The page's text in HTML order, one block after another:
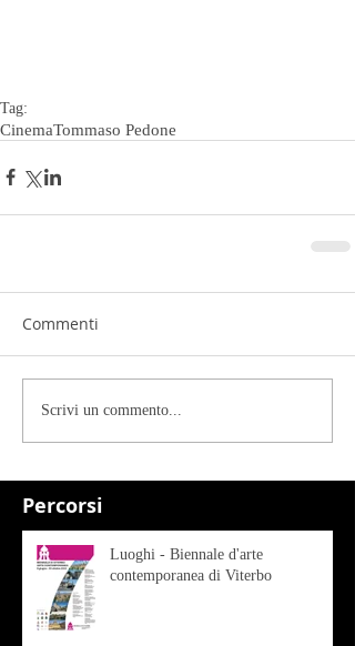
Percorsi
Tag:
CinemaTommaso Pedone
Commenti
Scrivi un commento...
Luoghi - Biennale d'arte
contemporanea di Viterbo